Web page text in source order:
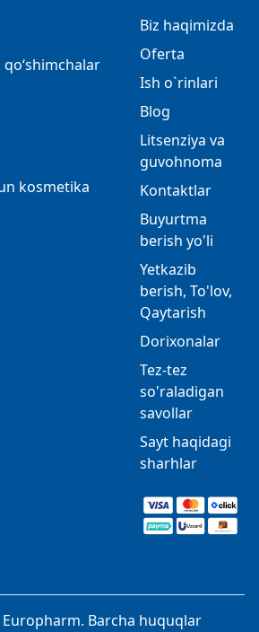
kosmetika
Biz haqimizda
Oferta
Ish o`rinlari
Blog
Litsenziya va
guvohnoma
Kontaktlar
Buyurtma
berish yo'li
Yetkazib
berish, To'lov,
Qaytarish
Dorixonalar
Tez-tez
so'raladigan
savollar
Sayt haqidagi
sharhlar
Barcha huquqlar